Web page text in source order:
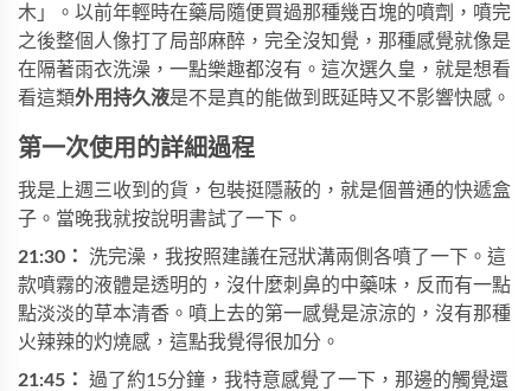
木」。以前年輕時在藥局隨便買過那種幾百塊的噴劑，噴完
之後整個人像打了局部麻醉，完全沒知覺，那種感覺就像是
在隔著雨衣洗澡，一點樂趣都沒有。這次選久皇，就是想看
看這類外用持久液是不是真的能做到既延時又不影響快感。
第一次使用的詳細過程
我是上週三收到的貨，包裝挺隱蔽的，就是個普通的快遞盒
子。當晚我就按說明書試了一下。
21:30：
洗完澡，我按照建議在冠狀溝兩側各噴了一下。這
款噴霧的液體是透明的，沒什麼刺鼻的中藥味，反而有一點
點淡淡的草本清香。噴上去的第一感覺是涼涼的，沒有那種
火辣辣的灼燒感，這點我覺得很加分。
21:45：
過了約15分鐘，我特意感覺了一下，那邊的觸覺還